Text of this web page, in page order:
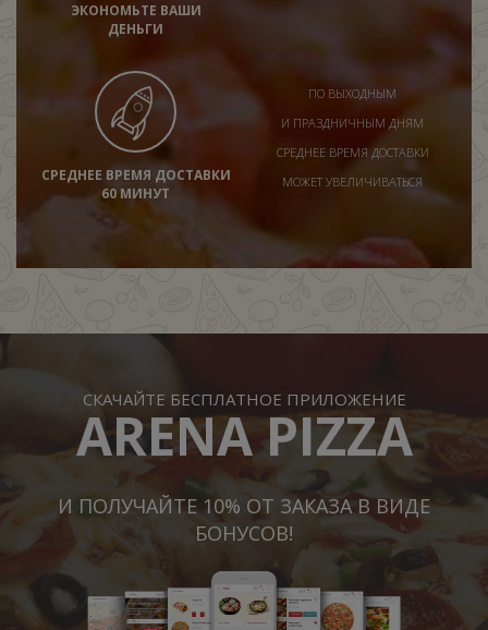
ЭКОНОМЬТЕ ВАШИ
ДЕНЬГИ
СРЕДНЕЕ ВРЕМЯ ДОСТАВКИ
60 МИНУТ
ПО ВЫХОДНЫМ
И ПРАЗДНИЧНЫМ ДНЯМ
СРЕДНЕЕ ВРЕМЯ ДОСТАВКИ
МОЖЕТ УВЕЛИЧИВАТЬСЯ
СКАЧАЙТЕ БЕСПЛАТНОЕ ПРИЛОЖЕНИЕ
ARENA PIZZA
И ПОЛУЧАЙТЕ 10% ОТ ЗАКАЗА В ВИДЕ
БОНУСОВ!